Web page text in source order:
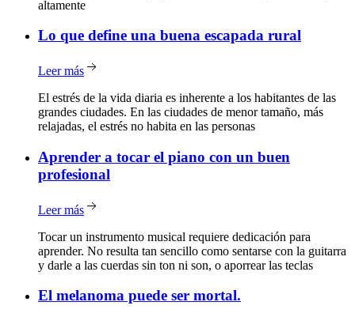
altamente
Lo que define una buena escapada rural
Leer más
El estrés de la vida diaria es inherente a los habitantes de las
grandes ciudades. En las ciudades de menor tamaño, más
relajadas, el estrés no habita en las personas
Aprender a tocar el piano con un buen
profesional
Leer más
Tocar un instrumento musical requiere dedicación para
aprender. No resulta tan sencillo como sentarse con la guitarra
y darle a las cuerdas sin ton ni son, o aporrear las teclas
El melanoma puede ser mortal.